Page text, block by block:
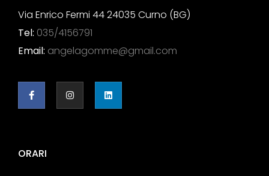
Via Enrico Fermi 44 24035 Curno (BG)
Tel: 035/4156791
Email: angelagomme@gmail.com
ORARI